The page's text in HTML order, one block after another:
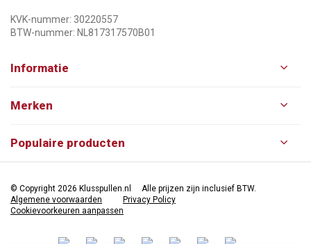
KVK-nummer: 30220557
BTW-nummer: NL817317570B01
Informatie
Merken
Populaire producten
© Copyright 2026 Klusspullen.nl
Alle prijzen zijn inclusief BTW.
Algemene voorwaarden
Privacy Policy
Cookievoorkeuren aanpassen